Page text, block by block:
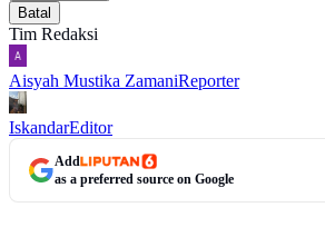
Batal
Tim Redaksi
Aisyah Mustika ZamaniReporter
IskandarEditor
Add
as a preferred source on Google